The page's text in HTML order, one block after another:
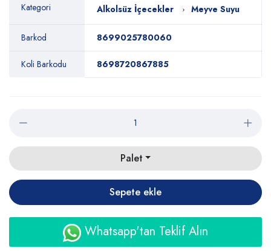
Kategori Alkolsüz İçecekler Meyve Suyu
Barkod 8699025780060
Koli Barkodu 8698720867885
Palet
Sepete ekle
Whatsapp'tan Teklif Alın